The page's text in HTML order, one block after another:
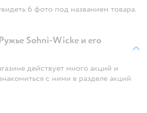
6 фото под названием товара.
Sohni-Wicke и его
действует много акций и
с ними в разделе акций